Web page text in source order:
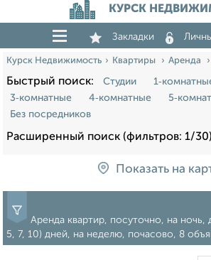
КУРСК
Закладки
Курск Недвижимость Квартиры Аренда
Быстрый поиск: Студии
3‑комнатные
4‑комнатные
Без посредников
Расширенный поиск (фильтров: 1/30)
Показать на
Аренда квартир, посуточно, на ночь,
5, 7, 10) дней, на неделю, почасово, 8